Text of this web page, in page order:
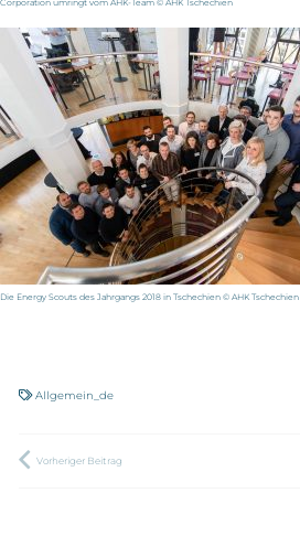
Corporation umringt vom AHK-Team © AHK Tschechien
Die Energy Scouts des Jahrgangs 2018 in Tschechien © AHK Tschechien
Allgemein_de
Vorheriger Beitrag